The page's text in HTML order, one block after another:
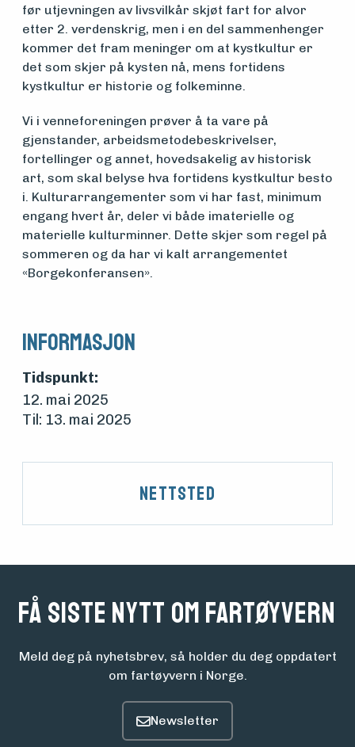
Vern,
vedlikehold
og drift
Om
foreningen
Aktuelt
før utjevningen av livsvilkår skjøt fart for alvor
etter 2. verdenskrig, men i en del sammenhenger
kommer det fram meninger om at kystkultur er
det som skjer på kysten nå, mens fortidens
kystkultur er historie og folkeminne.
Vi i venneforeningen prøver å ta vare på
gjenstander, arbeidsmetodebeskrivelser,
fortellinger og annet, hovedsakelig av historisk
art, som skal belyse hva fortidens kystkultur besto
i. Kulturarrangementer som vi har fast, minimum
engang hvert år, deler vi både imaterielle og
materielle kulturminner. Dette skjer som regel på
sommeren og da har vi kalt arrangementet
«Borgekonferansen».
Informasjon
Tidspunkt:
12. mai 2025
Til: 13. mai 2025
Nettsted
Få siste nytt om fartøyvern
Meld deg på nyhetsbrev, så holder du deg oppdatert
om fartøyvern i Norge.